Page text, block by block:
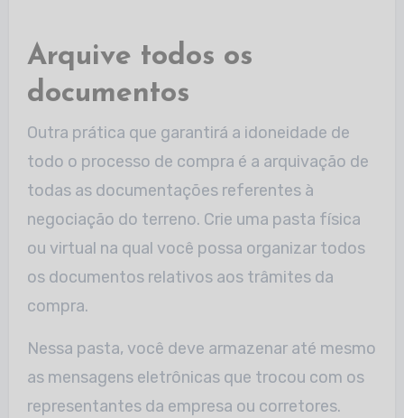
Arquive todos os
documentos
Outra prática que garantirá a idoneidade de
todo o processo de compra é a arquivação de
todas as documentações referentes à
negociação do terreno. Crie uma pasta física
ou virtual na qual você possa organizar todos
os documentos relativos aos trâmites da
compra.
Nessa pasta, você deve armazenar até mesmo
as mensagens eletrônicas que trocou com os
representantes da empresa ou corretores.